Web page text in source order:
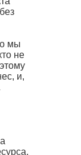
мы
не
и,